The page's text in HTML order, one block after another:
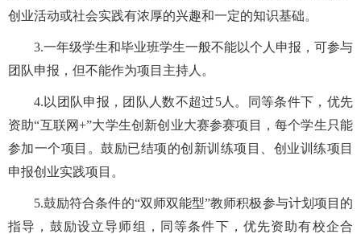
创业活动或社会实践有浓厚的兴趣和一定的知识基础。
3.一年级学生和毕业班学生一般不能以个人申报，可参与
团队申报，但不能作为项目主持人。
4.以团队申报，团队人数不超过5人。同等条件下，优先
资助“互联网+”大学生创新创业大赛参赛项目，每个学生只能
参加一个项目。鼓励已结项的创新训练项目、创业训练项目
申报创业实践项目。
5.鼓励符合条件的“双师双能型”教师积极参与计划项目的
指导，鼓励设立导师组，同等条件下，优先资助有校企合